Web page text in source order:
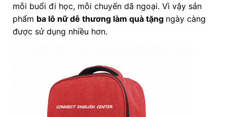
mỗi buổi đi học, mỗi chuyến dã ngoại. Vì vậy sản
phẩm ba lô nữ dễ thương làm quà tặng ngày càng
được sử dụng nhiều hơn.